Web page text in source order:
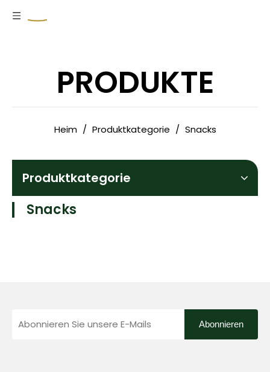
PRODUKTE
Heim / Produktkategorie / Snacks
Produktkategorie
Snacks
Abonnieren